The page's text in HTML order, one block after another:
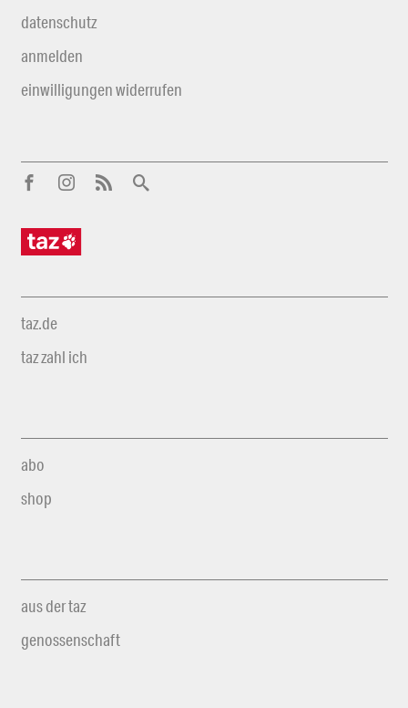
datenschutz
anmelden
einwilligungen widerrufen
taz.de
taz zahl ich
abo
shop
aus der taz
genossenschaft